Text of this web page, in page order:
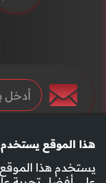
هذا الموقع يستخدم
يستخدم هذا